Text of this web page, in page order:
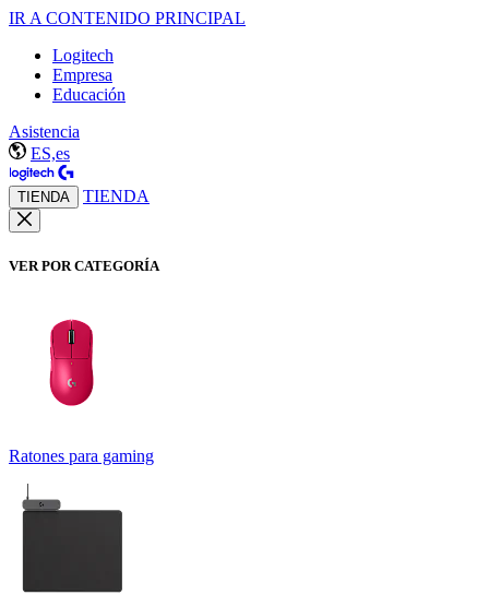
IR A CONTENIDO PRINCIPAL
Logitech
Empresa
Educación
Asistencia
ES,es
TIENDA TIENDA
VER POR CATEGORÍA
Ratones para gaming